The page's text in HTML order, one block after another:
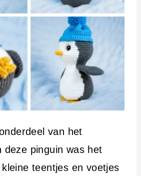
van het
deze pinguin was het
teentjes en voetjes